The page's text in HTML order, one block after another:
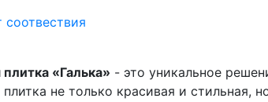
соотвествия
«Галька» - это уникальное
плитка не только красивая и